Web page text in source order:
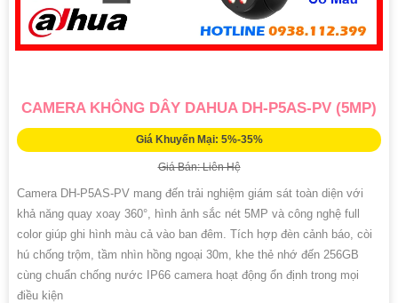
CAMERA KHÔNG DÂY DAHUA DH-P5AS-PV (5MP)
Giá Khuyến Mại: 5%-35%
Giá Bán: Liên Hệ
Camera DH-P5AS-PV mang đến trải nghiệm giám sát toàn diện với
khả năng quay xoay 360°, hình ảnh sắc nét 5MP và công nghệ full
color giúp ghi hình màu cả vào ban đêm. Tích hợp đèn cảnh báo, còi
hú chống trộm, tầm nhìn hồng ngoại 30m, khe thẻ nhớ đến 256GB
cùng chuẩn chống nước IP66 camera hoạt động ổn định trong mọi
điều kiện